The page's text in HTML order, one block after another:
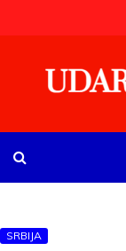
to
SRBIJA